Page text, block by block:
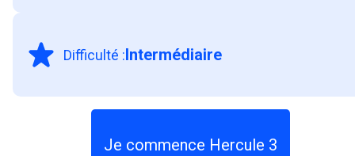
Intermédiaire
Difficulté :
Je commence Hercule 3